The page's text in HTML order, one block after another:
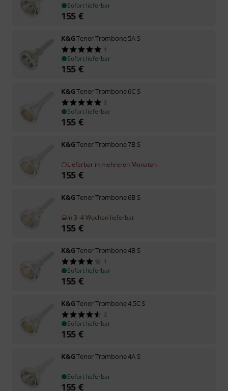
Sofort lieferbar
155 €
K&GTenor Trombone 5A S
1
Sofort lieferbar
155 €
K&GTenor Trombone 6C S
2
Sofort lieferbar
155 €
K&GTenor Trombone 7B S
Lieferbar in mehreren Monaten
155 €
K&GTenor Trombone 6B S
In 3–4 Wochen lieferbar
155 €
K&GTenor Trombone 4B S
1
Sofort lieferbar
155 €
K&GTenor Trombone 4.5C S
2
Sofort lieferbar
155 €
K&GTenor Trombone 4A S
Sofort lieferbar
155 €